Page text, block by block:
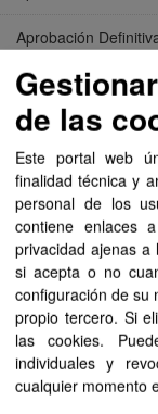
Aprobación
Aprobación
Aprobación
Aprobación
Aprobación
Aprobación
Aprobación
Aprobación
Aprobación
de las
Este portal web
finalidad técnica y
personal de los
contiene enlaces
privacidad ajenas a
si acepta o no
configuración de su
propio tercero. Si
las cookies.
individuales y
cualquier momento